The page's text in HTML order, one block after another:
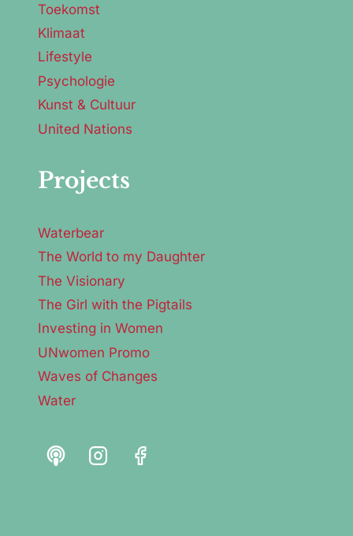
Toekomst
Klimaat
Lifestyle
Psychologie
Kunst & Cultuur
United Nations
Projects
Waterbear
The World to my Daughter
The Visionary
The Girl with the Pigtails
Investing in Women
UNwomen Promo
Waves of Changes
Water